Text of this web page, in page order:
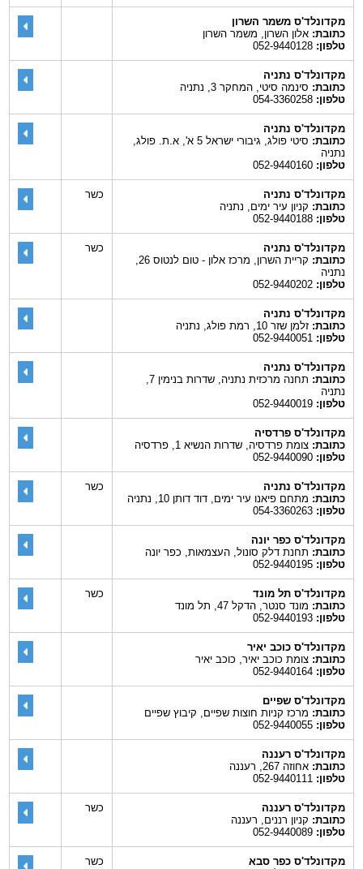
מקדונלד'ס משמר השרון
כתובת:אלון השרון, משמר השרון
טלפון:052-9440128
מקדונלד'ס נתניה
כתובת:סינמה סיטי, המחקר 3, נתניה
טלפון:054-3360258
מקדונלד'ס נתניה
כתובת:
סיטי פולג, גיבורי ישראל 5 א', א.ת. פולג,
נתניה
טלפון:052-9440160
מקדונלד'ס נתניה
כתובת:קניון עיר ימים, נתניה
טלפון:052-9440188
כשר
מקדונלד'ס נתניה
כתובת:
קריית השרון, מרכז אלון - טום לנטוס 26,
נתניה
טלפון:052-9440202
כשר
מקדונלד'ס נתניה
כתובת:זלמן שזר 10, רמת פולג, נתניה
טלפון:052-9440051
מקדונלד'ס נתניה
כתובת:
תחנה מרכזית נתניה, שדרות בנימין 7,
נתניה
טלפון:052-9440019
מקדונלד'ס פרדסיה
כתובת:צומת פרדסיה, שדרות הנשיא 1, פרדסיה
טלפון:052-9440090
מקדונלד'ס נתניה
כתובת:מתחם פיאנו עיר ימים, דוד דותן 10, נתניה
טלפון:054-3360263
כשר
מקדונלד'ס כפר יונה
כתובת:תחנת דלק סונול, העצמאות, כפר יונה
טלפון:052-9440195
מקדונלד'ס תל מונד
כתובת:מונד סנטר, הדקל 47, תל מונד
טלפון:052-9440193
כשר
מקדונלד'ס כוכב יאיר
כתובת:צומת כוכב יאיר, כוכב יאיר
טלפון:052-9440164
מקדונלד'ס שפיים
כתובת:מרכז קניות חוצות שפיים, קיבוץ שפיים
טלפון:052-9440055
מקדונלד'ס רעננה
כתובת:אחוזה 267, רעננה
טלפון:052-9440111
מקדונלד'ס רעננה
כתובת:קניון רננים, רעננה
טלפון:052-9440089
כשר
מקדונלד'ס כפר סבא
כשר